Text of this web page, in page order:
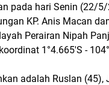
pada hari Senin (22/
KP. Anis Macan
Perairan Nipah
1°4.665'S -
adalah Ruslan (45),